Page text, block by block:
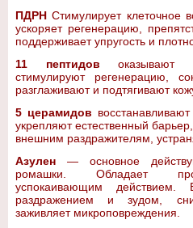
ПДРНСтимулирует клеточное
ускоряет регенерацию,
поддерживает упругость и
11 пептидов оказывают
стимулируют регенерацию,
разглаживают и подтягивают
5 церамидов
укрепляют естественный
внешним раздражителям,
Азулен — основное
ромашки. Обладает
успокаивающим действием.
раздражением и зудом,
заживляет микроповреждения.